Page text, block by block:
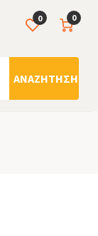
0
ΑΝΑΖΉΤΗΣΗ
0